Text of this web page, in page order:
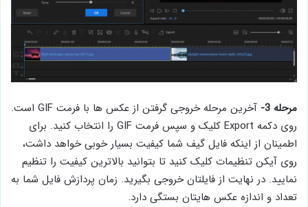
مرحله 3-
آخرین مرحله خروجی گرفتن از عکس ها با فرمت GIF است.
روی دکمه Export کلیک و سپس فرمت GIF را انتخاب کنید. برای
اطمینان از اینکه فایل گیف شما کیفیت بسیار خوبی خواهد داشت،
روی آیکن تنظیمات کلیک کنید تا بتوانید بالاترین کیفیت را تنظیم
نمایید. در نهایت از فایلتان خروجی بگیرید. زمان پردازش فایل شما به
تعداد و اندازه عکس هایتان بستگی دارد.